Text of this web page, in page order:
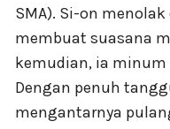
SMA). Si-on
membuat suasana
kemudian, ia
Dengan penuh
mengantarnya